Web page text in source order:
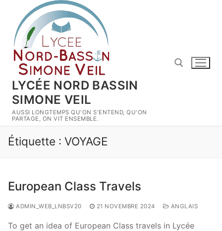
contenu
LYCÉE NORD BASSIN
SIMONE VEIL
AUSSI LONGTEMPS QU'ON S'ENTEND, QU'ON
PARTAGE, ON VIT ENSEMBLE.
Étiquette : VOYAGE
European Class Travels
ADMIN_WEB_LNBSV20 21 NOVEMBRE 2024 ANGLAIS
To get an idea of European Class travels in Lycée